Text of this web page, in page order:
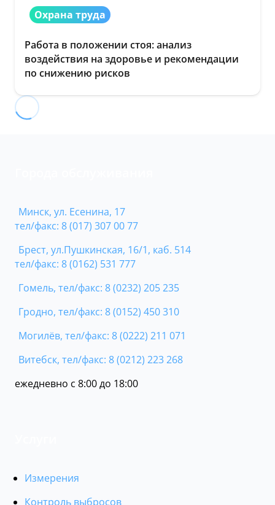
Охрана труда
Работа в положении стоя: анализ
воздействия на здоровье и рекомендации
по снижению рисков
Минск, ул. Есенина, 17
тел/факс: 8 (017) 307 00 77
Брест, ул.Пушкинская, 16/1, каб. 514
тел/факс: 8 (0162) 531 777
Гомель, тел/факс: 8 (0232) 205 235
Гродно, тел/факс: 8 (0152) 450 310
Могилёв, тел/факс: 8 (0222) 211 071
Витебск, тел/факс: 8 (0212) 223 268
ежедневно с 8:00 до 18:00
Измерения
Контроль выбросов